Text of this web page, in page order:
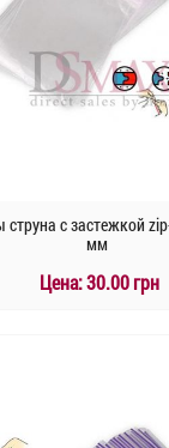
струна с застежкой
мм
Цена:30.00 грн